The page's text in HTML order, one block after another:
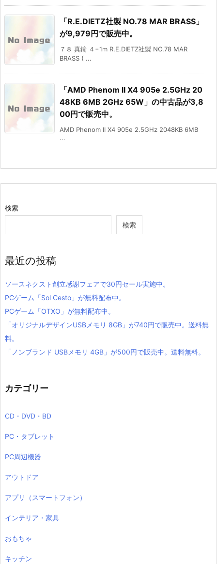
「R.E.DIETZ社製 NO.78 MAR BRASS」
が9,979円で販売中。
７８ 真鍮 ４−1m R.E.DIETZ社製 NO.78 MAR
BRASS ( ...
「AMD Phenom II X4 905e 2.5GHz 20
48KB 6MB 2GHz 65W」の中古品が3,8
00円で販売中。
AMD Phenom II X4 905e 2.5GHz 2048KB 6MB
...
検索
検索
最近の投稿
ソースネクスト創立感謝フェアで30円セール実施中。
PCゲーム「Sol Cesto」が無料配布中。
PCゲーム「OTXO」が無料配布中。
「オリジナルデザインUSBメモリ 8GB」が740円で販売中。送料無
料。
「ノンブランド USBメモリ 4GB」が500円で販売中。送料無料。
カテゴリー
CD・DVD・BD
PC・タブレット
PC周辺機器
アウトドア
アプリ（スマートフォン）
インテリア・家具
おもちゃ
キッチン